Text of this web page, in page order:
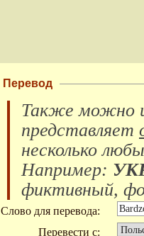
Перевод
Также можно
представляет
несколько
Например:
фиктивный,
Слово для перевода:
Перевести с: